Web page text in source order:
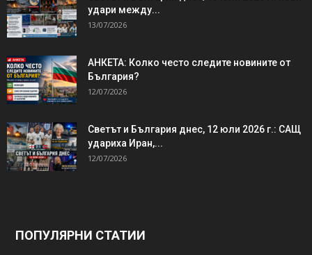
удари между...
13/07/2026
АНКЕТА: Колко често следите новините от
България?
12/07/2026
Светът и България днес, 12 юли 2026 г.: САЩ
удариха Иран,...
12/07/2026
ПОПУЛЯРНИ СТАТИИ